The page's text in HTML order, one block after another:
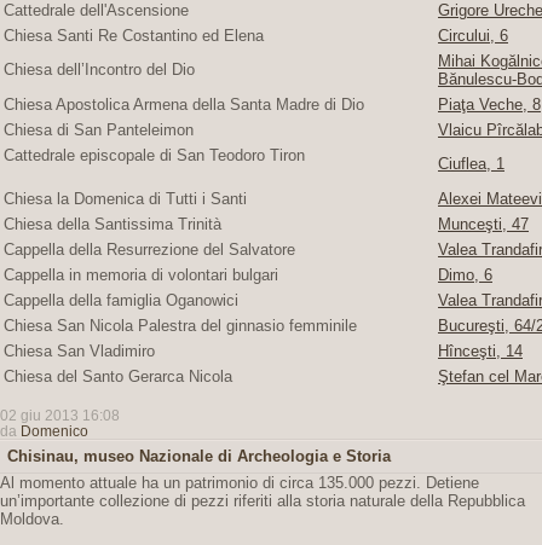
Cattedrale dell'Ascensione
Grigore
Chiesa Santi Re Costantino ed Elena
Circului, 6
Chiesa dell’Incontro del Dio
Mihai
Bănulescu-
Chiesa Apostolica Armena della Santa Madre di Dio
Piaţa Veche, 8
Chiesa di San Panteleimon
Vlaicu
Cattedrale episcopale di San Teodoro Tiron
Ciuflea, 1
Chiesa la Domenica di Tutti i Santi
Alexei
Chiesa della Santissima Trinità
Munceşti, 47
Cappella della Resurrezione del Salvatore
Valea
Cappella in memoria di volontari bulgari
Dimo, 6
Cappella della famiglia Oganowici
Valea
Chiesa San Nicola Palestra del ginnasio femminile
Bucureşti, 64/
Chiesa San Vladimiro
Hînceşti, 14
Chiesa del Santo Gerarca Nicola
Ştefan cel
02 giu 2013 16:08
da Domenico
Chisinau, museo Nazionale di Archeologia e Storia
Al momento attuale ha un patrimonio di circa 135.000 pezzi. Detiene
un’importante collezione di pezzi riferiti alla storia naturale della Repubblica
Moldova.